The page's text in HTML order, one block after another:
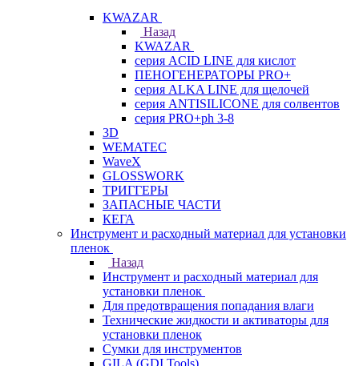
KWAZAR
Назад
KWAZAR
серия ACID LINE для кислот
ПЕНОГЕНЕРАТОРЫ PRO+
серия ALKA LINE для щелочей
серия ANTISILICONE для солвентов
серия PRO+ph 3-8
3D
WEMATEC
WaveX
GLOSSWORK
ТРИГГЕРЫ
ЗАПАСНЫЕ ЧАСТИ
КЕГА
Инструмент и расходный материал для установки
пленок
Назад
Инструмент и расходный материал для
установки пленок
Для предотвращения попадания влаги
Технические жидкости и активаторы для
установки пленок
Сумки для инструментов
GILA (GDI Tools)